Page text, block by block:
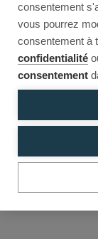
consentement
vous pourrez
consentement à
confidentialité
consentement